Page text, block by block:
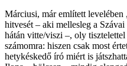
Márciusi, már említett levelében
hitvesét – aki mellesleg a
hátán vitte/viszi –, oly
számomra: hiszen csak most
hetykéskedő író miért is